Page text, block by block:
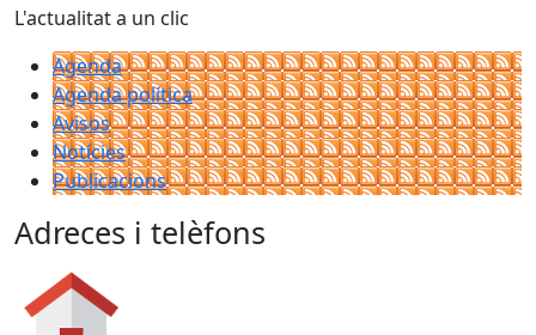
L'actualitat a un clic
Agenda
Agenda política
Avisos
Notícies
Publicacions
Adreces i telèfons